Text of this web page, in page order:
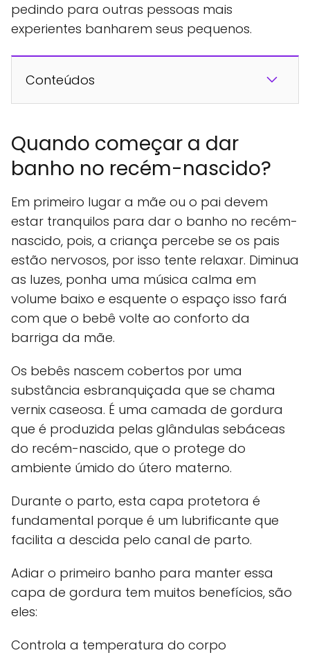
pedindo para outras pessoas mais
experientes banharem seus pequenos.
Conteúdos
Quando começar a dar
banho no recém-nascido?
Em primeiro lugar a mãe ou o pai devem
estar tranquilos para dar o banho no recém-
nascido, pois, a criança percebe se os pais
estão nervosos, por isso tente relaxar. Diminua
as luzes, ponha uma música calma em
volume baixo e esquente o espaço isso fará
com que o bebê volte ao conforto da
barriga da mãe.
Os bebês nascem cobertos por uma
substância esbranquiçada que se chama
vernix caseosa. É uma camada de gordura
que é produzida pelas glândulas sebáceas
do recém-nascido, que o protege do
ambiente úmido do útero materno.
Durante o parto, esta capa protetora é
fundamental porque é um lubrificante que
facilita a descida pelo canal de parto.
Adiar o primeiro banho para manter essa
capa de gordura tem muitos benefícios, são
eles:
Controla a temperatura do corpo